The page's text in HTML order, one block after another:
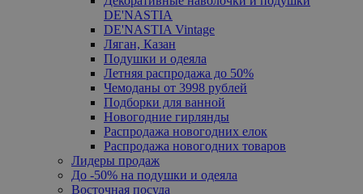
DE'NASTIA
DE'NASTIA Vintage
Ляган, Казан
Подушки и одеяла
Летняя распродажа до 50%
Чемоданы от 3998 рублей
Подборки для ванной
Новогодние гирлянды
Распродажа новогодних елок
Распродажа новогодних товаров
Лидеры продаж
До -50% на подушки и одеяла
Восточная посуда